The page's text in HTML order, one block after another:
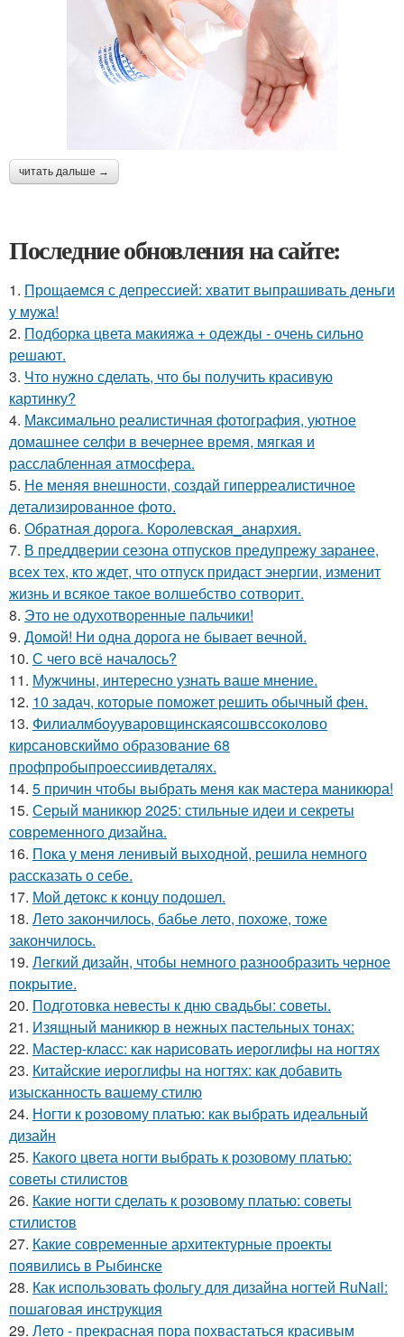
читать дальше →
Последние обновления на сайте:
1. Прощаемся с депрессией: хватит выпрашивать деньги
у мужа!
2. Подборка цвета макияжа + одежды - очень сильно
решают.
3. Что нужно сделать, что бы получить красивую
картинку?
4. Максимально реалистичная фотография, уютное
домашнее селфи в вечернее время, мягкая и
расслабленная атмосфера.
5. Не меняя внешности, создай гиперреалистичное
детализированное фото.
6. Обратная дорога. Королевская_анархия.
7. В преддверии сезона отпусков предупрежу заранее,
всех тех, кто ждет, что отпуск придаст энергии, изменит
жизнь и всякое такое волшебство сотворит.
8. Это не одухотворенные пальчики!
9. Домой! Ни одна дорога не бывает вечной.
10. С чего всё началось?
11. Мужчины, интересно узнать ваше мнение.
12. 10 задач, которые поможет решить обычный фен.
13. Филиалмбоууваровщинскаясошвссоколово
кирсановскиймо образование 68
профпробыпроессиивдеталях.
14. 5 причин чтобы выбрать меня как мастера маникюра!
15. Серый маникюр 2025: стильные идеи и секреты
современного дизайна.
16. Пока у меня ленивый выходной, решила немного
рассказать о себе.
17. Мой детокс к концу подошел.
18. Лето закончилось, бабье лето, похоже, тоже
закончилось.
19. Легкий дизайн, чтобы немного разнообразить черное
покрытие.
20. Подготовка невесты к дню свадьбы: советы.
21. Изящный маникюр в нежных пастельных тонах:
22. Мастер-класс: как нарисовать иероглифы на ногтях
23. Китайские иероглифы на ногтях: как добавить
изысканность вашему стилю
24. Ногти к розовому платью: как выбрать идеальный
дизайн
25. Какого цвета ногти выбрать к розовому платью:
советы стилистов
26. Какие ногти сделать к розовому платью: советы
стилистов
27. Какие современные архитектурные проекты
появились в Рыбинске
28. Как использовать фольгу для дизайна ногтей RuNail:
пошаговая инструкция
29. Лето - прекрасная пора похвастаться красивым